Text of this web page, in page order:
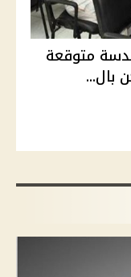
2026: الهندسة متوقعة